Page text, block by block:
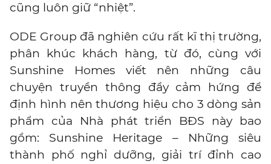
cũng luôn giữ “nhiệt”.
ODE Group đã nghiên cứu rất kĩ thị trường,
phân khúc khách hàng, từ đó, cùng với
Sunshine Homes viết nên những câu
chuyện truyền thông đầy cảm hứng để
định hình nên thương hiệu cho 3 dòng sản
phẩm của Nhà phát triển BĐS này bao
gồm:
Sunshine Heritage – Những siêu
thành phố nghỉ dưỡng, giải trí đỉnh cao